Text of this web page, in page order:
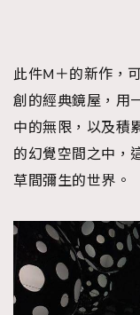
此件M＋的新作，
創的經典鏡屋，用
中的無限，以及積
的幻覺空間之中，
草間彌生的世界。